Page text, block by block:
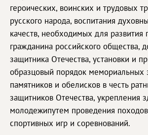
героических, воинских и трудовых
русского народа, воспитания
качеств, необходимых для развития
гражданина российского общества,
защитника Отечества, установки и
образцовый порядок мемориальных
памятников и обелисков в честь
защитников Отечества, укрепления
молодежипутем проведения
спортивных игр и соревнований.